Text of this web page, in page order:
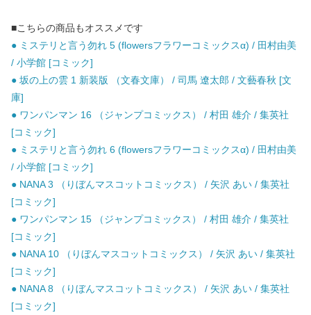
■こちらの商品もオススメです
● ミステリと言う勿れ 5 (flowersフラワーコミックスα) / 田村由美
/ 小学館 [コミック]
● 坂の上の雲 1 新装版 （文春文庫） / 司馬 遼太郎 / 文藝春秋 [文
庫]
● ワンパンマン 16 （ジャンプコミックス） / 村田 雄介 / 集英社
[コミック]
● ミステリと言う勿れ 6 (flowersフラワーコミックスα) / 田村由美
/ 小学館 [コミック]
● NANA 3 （りぼんマスコットコミックス） / 矢沢 あい / 集英社
[コミック]
● ワンパンマン 15 （ジャンプコミックス） / 村田 雄介 / 集英社
[コミック]
● NANA 10 （りぼんマスコットコミックス） / 矢沢 あい / 集英社
[コミック]
● NANA 8 （りぼんマスコットコミックス） / 矢沢 あい / 集英社
[コミック]